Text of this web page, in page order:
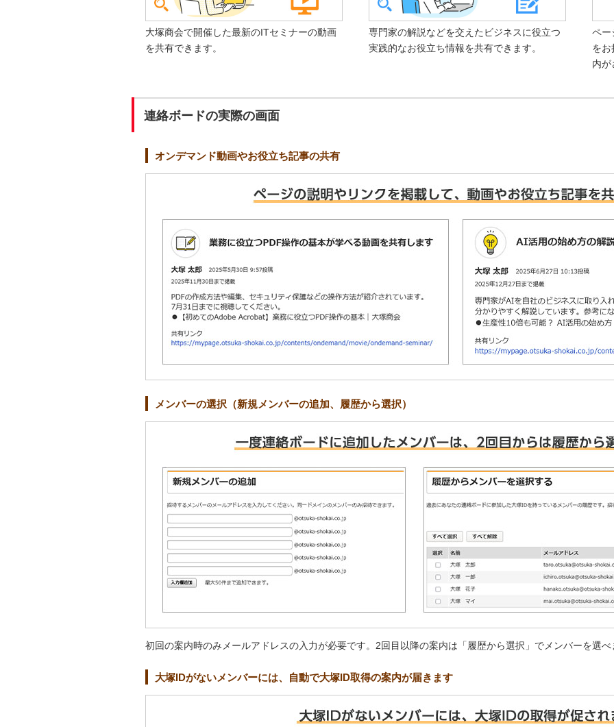
大塚商会で開催した最新のITセミナーの動画
を共有できます。
専門家の解説などを交えたビジネスに役立つ
実践的なお役立ち情報を共有できます。
ペー
をお
内が
連絡ボードの実際の画面
オンデマンド動画やお役立ち記事の共有
メンバーの選択（新規メンバーの追加、履歴から選択）
初回の案内時のみメールアドレスの入力が必要です。2回目以降の案内は「履歴から選択」でメンバーを選べ
大塚IDがないメンバーには、自動で大塚ID取得の案内が届きます